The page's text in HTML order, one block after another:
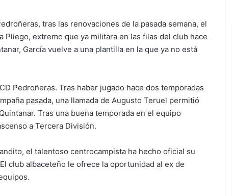
tras las renovaciones de la pasada semana, el
Pliego, extremo que ya militara en las filas del club hace
García vuelve a una plantilla en la que ya no está
Pedroñeras. Tras haber jugado hace dos temporadas
pasada, una llamada de Augusto Teruel permitió
Tras una buena temporada en el equipo
a Tercera División.
el talentoso centrocampista ha hecho oficial su
club albaceteño le ofrece la oportunidad al ex de